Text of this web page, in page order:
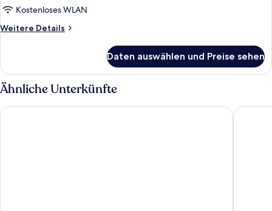
Kostenloses WLAN
Weitere Details
Weitere
Zimmer
(Limone)
Daten auswählen und Preise sehen
Ähnliche Unterkünfte
Hotel Meandro - Lake View Lake